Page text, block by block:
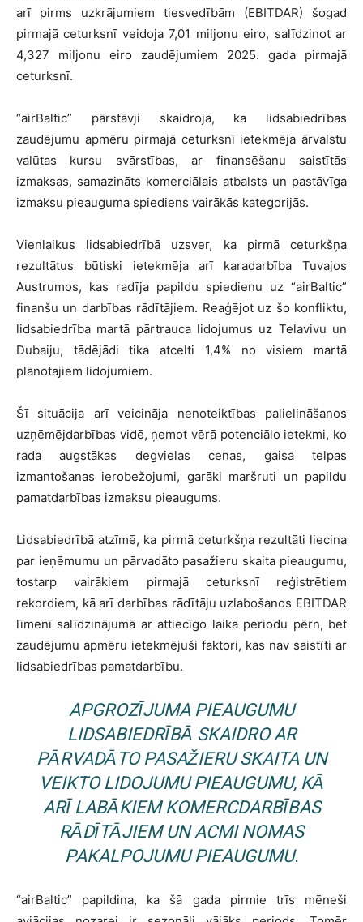
arī pirms uzkrājumiem tiesvedībām (EBITDAR) šogad
pirmajā ceturksnī veidoja 7,01 miljonu eiro, salīdzinot ar
4,327 miljonu eiro zaudējumiem 2025. gada pirmajā
ceturksnī.
“airBaltic” pārstāvji skaidroja, ka lidsabiedrības
zaudējumu apmēru pirmajā ceturksnī ietekmēja ārvalstu
valūtas kursu svārstības, ar finansēšanu saistītās
izmaksas, samazināts komerciālais atbalsts un pastāvīga
izmaksu pieauguma spiediens vairākās kategorijās.
Vienlaikus lidsabiedrībā uzsver, ka pirmā ceturkšņa
rezultātus būtiski ietekmēja arī karadarbība Tuvajos
Austrumos, kas radīja papildu spiedienu uz “airBaltic”
finanšu un darbības rādītājiem. Reaģējot uz šo konfliktu,
lidsabiedrība martā pārtrauca lidojumus uz Telavivu un
Dubaiju, tādējādi tika atcelti 1,4% no visiem martā
plānotajiem lidojumiem.
Šī situācija arī veicināja nenoteiktības palielināšanos
uzņēmējdarbības vidē, ņemot vērā potenciālo ietekmi, ko
rada augstākas degvielas cenas, gaisa telpas
izmantošanas ierobežojumi, garāki maršruti un papildu
pamatdarbības izmaksu pieaugums.
Lidsabiedrībā atzīmē, ka pirmā ceturkšņa rezultāti liecina
par ieņēmumu un pārvadāto pasažieru skaita pieaugumu,
tostarp vairākiem pirmajā ceturksnī reģistrētiem
rekordiem, kā arī darbības rādītāju uzlabošanos EBITDAR
līmenī salīdzinājumā ar attiecīgo laika periodu pērn, bet
zaudējumu apmēru ietekmējuši faktori, kas nav saistīti ar
lidsabiedrības pamatdarbību.
APGROZĪJUMA PIEAUGUMU
LIDSABIEDRĪBĀ SKAIDRO AR
PĀRVADĀTO PASAŽIERU SKAITA UN
VEIKTO LIDOJUMU PIEAUGUMU, KĀ
ARĪ LABĀKIEM KOMERCDARBĪBAS
RĀDĪTĀJIEM UN ACMI NOMAS
PAKALPOJUMU PIEAUGUMU.
“airBaltic” papildina, ka šā gada pirmie trīs mēneši